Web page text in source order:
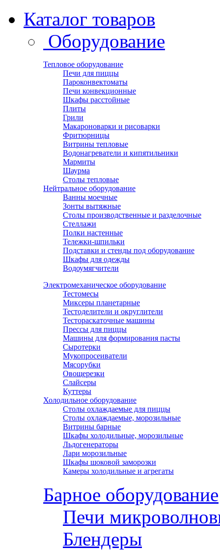
Каталог товаров
Оборудование
Тепловое оборудование
Печи для пиццы
Пароконвектоматы
Печи конвекционные
Шкафы расстойные
Плиты
Грили
Макароноварки и рисоварки
Фритюрницы
Витрины тепловые
Водонагреватели и кипятильники
Мармиты
Шаурма
Столы тепловые
Нейтральное оборудование
Ванны моечные
Зонты вытяжные
Столы производственные и разделочные
Стеллажи
Полки настенные
Тележки-шпильки
Подставки и стенды под оборудование
Шкафы для одежды
Водоумягчители
Электромеханическое оборудование
Тестомесы
Миксеры планетарные
Тестоделители и округлители
Тестораскаточные машины
Прессы для пиццы
Машины для формирования пасты
Сыротерки
Мукопросеиватели
Мясорубки
Овощерезки
Слайсеры
Куттеры
Холодильное оборудование
Столы охлаждаемые для пиццы
Столы охлаждаемые, морозильные
Витрины барные
Шкафы холодильные, морозильные
Льдогенераторы
Лари морозильные
Шкафы шоковой заморозки
Камеры холодильные и агрегаты
Барное оборудование
Печи
Блендеры